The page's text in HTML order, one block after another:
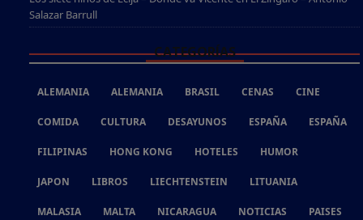
Salazar Barrull
CATEGORÍAS
ALEMANIA ALEMANIA BRASIL CENAS CINE
COMIDA CULTURA DESAYUNOS ESPAÑA ESPAÑA
FILIPINAS HONG KONG HOTELES HUMOR
JAPON LIBROS LIECHTENSTEIN LITUANIA
MALASIA MALTA NICARAGUA NOTICIAS PAISES